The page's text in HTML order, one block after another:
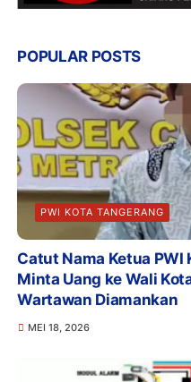
POPULAR POSTS
PWI KOTA TANGERANG
Catut Nama Ketua
Minta Uang ke Wali
Wartawan Diamankan
MEI 18, 2026